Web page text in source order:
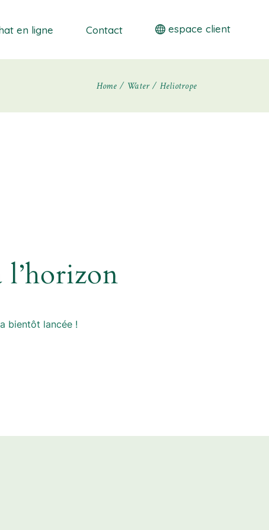
en ligne Contact espace client
Home Water Heliotrope
l’horizon
bientôt lancée !